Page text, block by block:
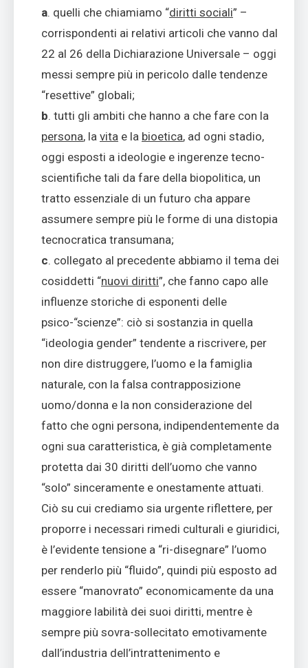
a. quelli che chiamiamo “diritti sociali” –
corrispondenti ai relativi articoli che vanno dal
22 al 26 della Dichiarazione Universale – oggi
messi sempre più in pericolo dalle tendenze
“resettive” globali;
b. tutti gli ambiti che hanno a che fare con la
persona, la vita e la bioetica, ad ogni stadio,
oggi esposti a ideologie e ingerenze tecno-
scientifiche tali da fare della biopolitica, un
tratto essenziale di un futuro cha appare
assumere sempre più le forme di una distopia
tecnocratica transumana;
c. collegato al precedente abbiamo il tema dei
cosiddetti “nuovi diritti”, che fanno capo alle
influenze storiche di esponenti delle
psico-“scienze”: ciò si sostanzia in quella
“ideologia gender” tendente a riscrivere, per
non dire distruggere, l’uomo e la famiglia
naturale, con la falsa contrapposizione
uomo/donna e la non considerazione del
fatto che ogni persona, indipendentemente da
ogni sua caratteristica, è già completamente
protetta dai 30 diritti dell’uomo che vanno
“solo” sinceramente e onestamente attuati.
Ciò su cui crediamo sia urgente riflettere, per
proporre i necessari rimedi culturali e giuridici,
è l’evidente tensione a “ri-disegnare” l’uomo
per renderlo più “fluido”, quindi più esposto ad
essere “manovrato” economicamente da una
maggiore labilità dei suoi diritti, mentre è
sempre più sovra-sollecitato emotivamente
dall’industria dell’intrattenimento e